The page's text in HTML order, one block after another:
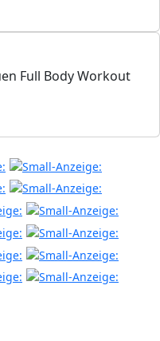
Full Body Workout